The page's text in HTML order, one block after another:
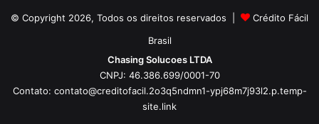
© Copyright 2026, Todos os direitos reservados |
Crédito Fácil
Brasil
Chasing Solucoes LTDA
CNPJ: 46.386.699/0001-70
Contato: contato@creditofacil.2o3q5ndmn1-ypj68m7j93l2.p.temp-
site.link